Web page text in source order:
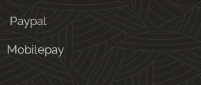
Paypal
Mobilepay